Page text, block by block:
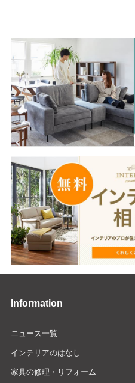
Information
ニュース一覧
インテリアのはなし
家具の修理・リフォーム